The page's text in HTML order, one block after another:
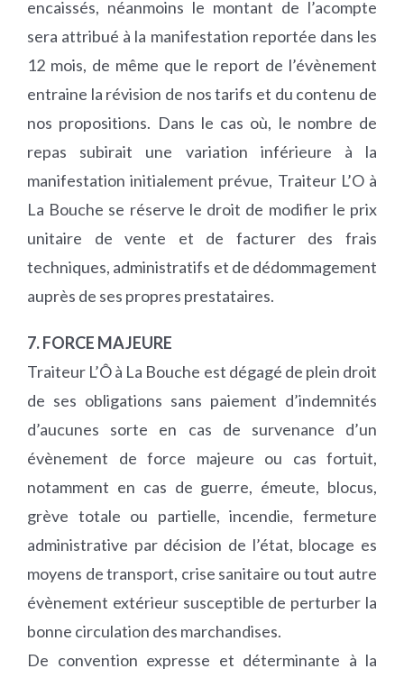
encaissés, néanmoins le montant de l’acompte
sera attribué à la manifestation reportée dans les
12 mois, de même que le report de l’évènement
entraine la révision de nos tarifs et du contenu de
nos propositions. Dans le cas où, le nombre de
repas subirait une variation inférieure à la
manifestation initialement prévue, Traiteur L’O à
La Bouche se réserve le droit de modifier le prix
unitaire de vente et de facturer des frais
techniques, administratifs et de dédommagement
auprès de ses propres prestataires.
7. FORCE MAJEURE
Traiteur L’Ô à La Bouche est dégagé de plein droit
de ses obligations sans paiement d’indemnités
d’aucunes sorte en cas de survenance d’un
évènement de force majeure ou cas fortuit,
notamment en cas de guerre, émeute, blocus,
grève totale ou partielle, incendie, fermeture
administrative par décision de l’état, blocage es
moyens de transport, crise sanitaire ou tout autre
évènement extérieur susceptible de perturber la
bonne circulation des marchandises.
De convention expresse et déterminante à la